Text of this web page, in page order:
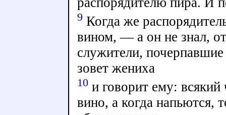
9 Когда же
вином, — а он не знал,
служители,
зовет жениха
10и говорит ему: всякий
вино, а когда напьются,